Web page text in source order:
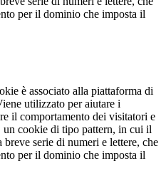
per il dominio che imposta il
è associato alla piattaforma di
utilizzato per aiutare i
il comportamento dei visitatori e
un cookie di tipo pattern, in cui il
breve serie di numeri e lettere, che
per il dominio che imposta il